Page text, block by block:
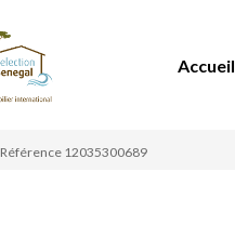
Accueil
Référence 12035300689